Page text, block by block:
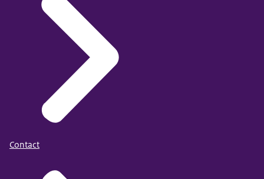
Contact